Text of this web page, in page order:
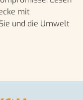
mit
und die Umwelt